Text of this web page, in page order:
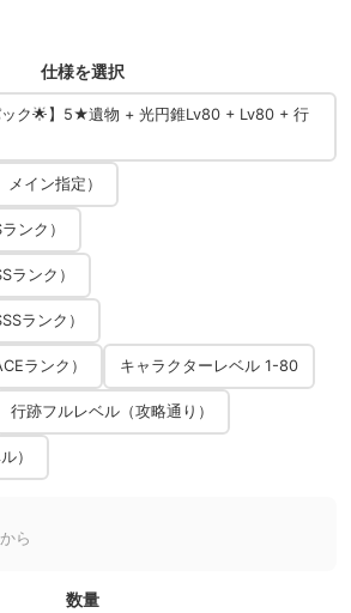
仕様を選択
ック🌟】5★遺物 + 光円錐Lv80 + Lv80 + 行
イン指定）
ンク）
ンク）
ランク）
ランク） キャラクターレベル 1-80
行跡フルレベル（攻略通り）
）
から
数量